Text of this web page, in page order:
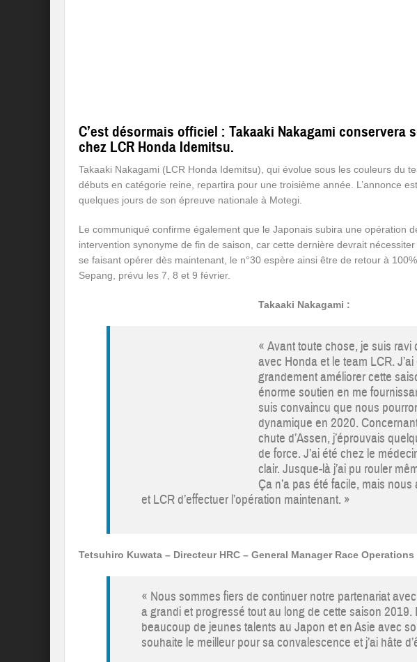
C’est désormais officiel : Takaaki Nakagami conservera
chez LCR Honda Idemitsu.
Takaaki Nakagami (LCR Honda Idemitsu), qui évolue sous les couleurs du
débuts en catégorie reine, repartira pour une troisième année. L’annonce
quelques jours de son épreuve nationale à Motegi.
Le communiqué confirme également que le Japonais subira une opération
intervention synonyme de fin de saison, car cette dernière devrait
se faisant opérer dès maintenant, le n°30 espère ainsi être de retour à
Sepang, prévu les 7, 8 et 9 février.
Takaaki Nakagami :
« Avant toute chose, je suis ravi
avec Honda et le team LCR.
grandement améliorer cette
énorme soutien en me
suis convaincu que nous
dynamique en 2020.
chute d’Assen, j’éprouvais
de force. J’ai été chez le
clair. Jusque-là j’ai pu rouler
Ça n’a pas été facile, mais
et LCR d’effectuer l’opération maintenant. »
Tetsuhiro Kuwata – Directeur HRC – General Manager Race
« Nous sommes fiers de continuer notre partenariat
a grandi et progressé tout au long de cette saison 2019.
beaucoup de jeunes talents au Japon et en Asie avec
souhaite le meilleur pour sa convalescence et j’ai hâte